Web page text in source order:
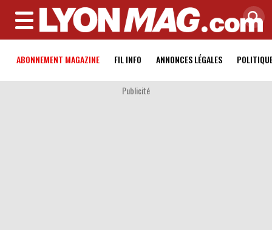
MENU
ABONNEMENT MAGAZINE FIL INFO ANNONCES LÉGALES
Publicité